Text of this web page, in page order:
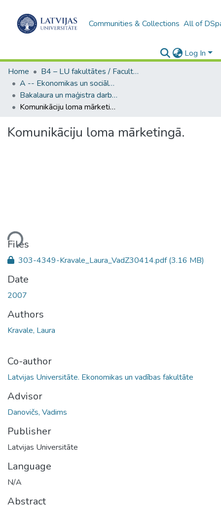
Communities & Collections All of
Log In
Home
B4 – LU fakultātes / Faculties of the UL
A -- Ekonomikas un sociālo zinātņu fakultāte / Faculty of Economics and Social Sciences
Bakalaura un maģistra darbi (ESZF) / Bachelor's and Master's theses
Komunikāciju loma mārketingā.
Komunikāciju loma mārketingā.
Files
303-4349-Kravale_Laura_VadZ30414.pdf(3.16 MB)
Date
2007
Authors
Kravale, Laura
Co-author
Latvijas Universitāte. Ekonomikas un vadības fakultāte
Advisor
Danovičs, Vadims
Publisher
Latvijas Universitāte
Language
N/A
Abstract